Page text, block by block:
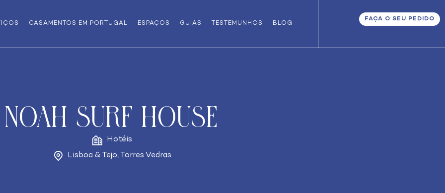
CASAMENTOS EM PORTUGAL ESPAÇOS GUIAS TESTEMUNHOS BLOG
FAÇA O SEU PEDIDO
Noah Surf House
Hotéis
Lisboa & Tejo, Torres Vedras